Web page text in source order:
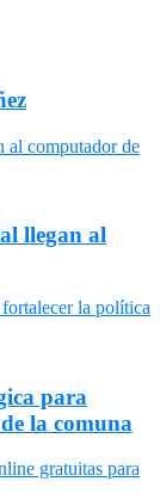
llegan al
para
la comuna